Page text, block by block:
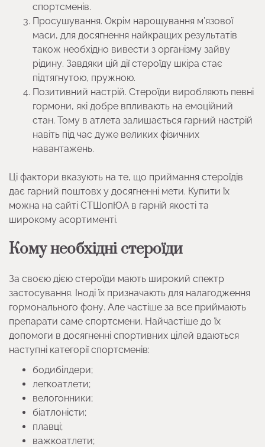
спортсменів.
Просушування. Окрім нарощування м’язової
маси, для досягнення найкращих результатів
також необхідно вивести з організму зайву
рідину. Завдяки цій дії стероїду шкіра стає
підтягнутою, пружною.
Позитивний настрій. Стероїди виробляють певні
гормони, які добре впливають на емоційний
стан. Тому в атлета залишається гарний настрій
навіть під час дуже великих фізичних
навантажень.
Ці фактори вказують на те, що приймання стероїдів
дає гарний поштовх у досягненні мети. Купити їх
можна на сайті СТШопЮА в гарній якості та
широкому асортименті.
Кому необхідні стероїди
За своєю дією стероїди мають широкий спектр
застосування. Іноді їх призначають для налагодження
гормонального фону. Але частіше за все приймають
препарати саме спортсмени. Найчастіше до їх
допомоги в досягненні спортивних цілей вдаються
наступні категорії спортсменів:
бодибілдери;
легкоатлети;
велогонники;
біатлоністи;
плавці;
важкоатлети;